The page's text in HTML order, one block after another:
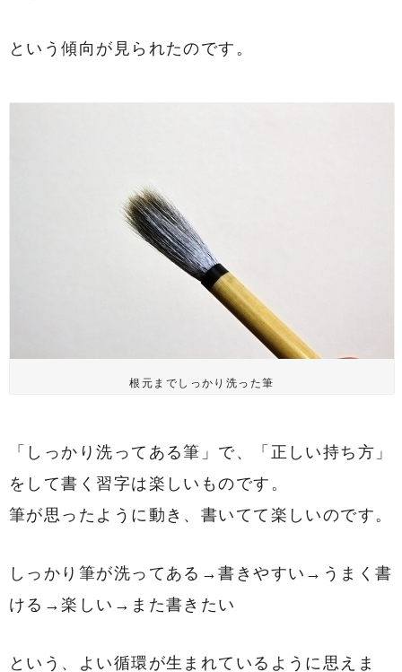
という傾向が見られたのです。
根元までしっかり洗った筆
「しっかり洗ってある筆」で、「正しい持ち方」
をして書く習字は楽しいものです。
筆が思ったように動き、書いてて楽しいのです。
しっかり筆が洗ってある→書きやすい→うまく書
ける→楽しい→また書きたい
という、よい循環が生まれているように思えま